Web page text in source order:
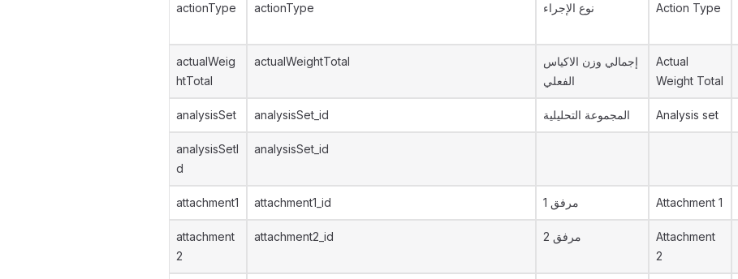
actionType actionType نوع الإجراء Action Type
actualWeig
htTotal
actualWeightTotal
إجمالي وزن الاكياس
الفعلي
Actual
Weight Total
analysisSet analysisSet_id المجموعة التحليلية Analysis set
analysisSetI
d
analysisSet_id
attachment1 attachment1_id مرفق 1 Attachment 1
attachment
2
attachment2_id مرفق 2
Attachment
2